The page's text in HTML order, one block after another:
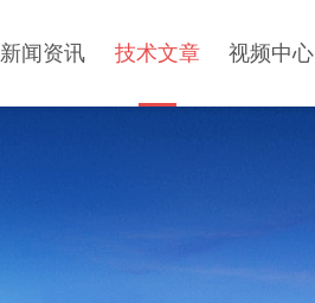
新闻资讯 技术文章 视频中心